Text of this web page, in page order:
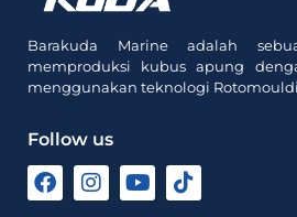
Barakuda Marine adalah
memproduksi kubus apung
menggunakan teknologi
Follow us